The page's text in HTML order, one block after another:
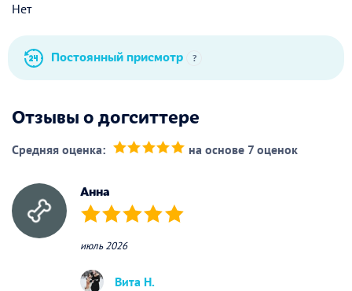
Нет
Постоянный присмотр ?
Отзывы о догситтере
Средняя оценка: на основе 7 оценок
Анна
(*) (*) (*) (*) (*)
июль 2026
Вита Н.